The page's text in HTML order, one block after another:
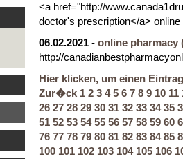
<a href="http://
doctor's prescription</a>
06.02.2021 - online pharmacy
http://
Hier klicken, um einen
Zur�ck 1 2 3 4 5 6 7 8 9 10 11
26 27 28 29 30 31 32 33 34 35
51 52 53 54 55 56 57 58 59 60
76 77 78 79 80 81 82 83 84 85
100 101 102 103 104 105 106